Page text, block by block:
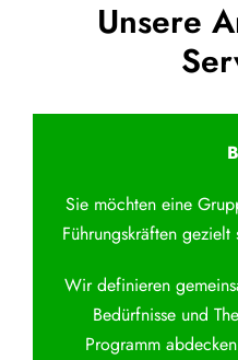
Unsere
Sie möchten eine
Führungskräften
Wir definieren
Bedürfnisse und
Programm